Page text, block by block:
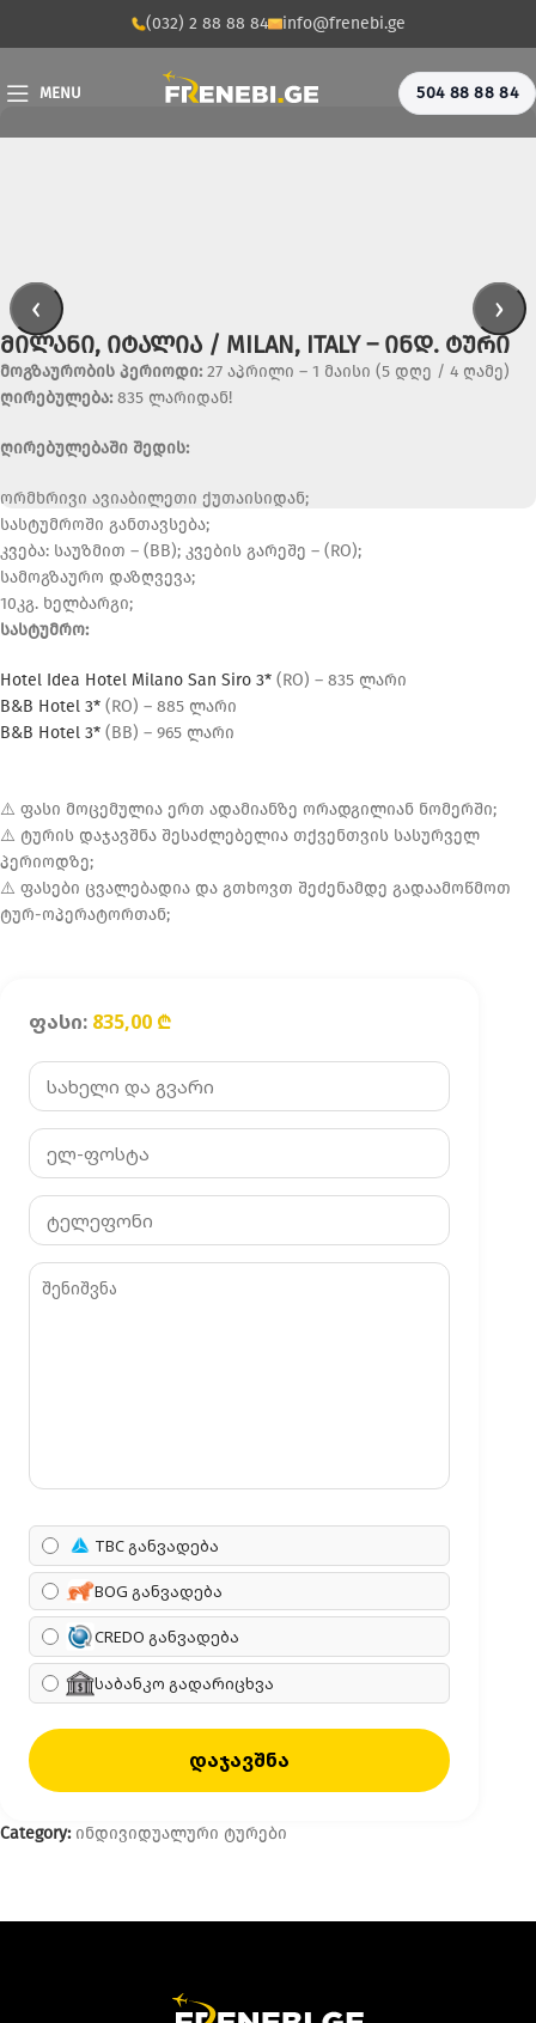
(032) 2 88 88 84 info@frenebi.ge
MENU 504 88 88 84
‹ ›
ᲛᲘᲚᲐᲜᲘ, ᲘᲢᲐᲚᲘᲐ / MILAN, ITALY – ᲘᲜᲓ. ᲢᲣᲠᲘ
მოგზაურობის პერიოდი: 27 აპრილი – 1 მაისი (5 დღე / 4 ღამე)
ღირებულება: 835 ლარიდან!
ღირებულებაში შედის:
ორმხრივი ავიაბილეთი ქუთაისიდან;
სასტუმროში განთავსება;
კვება: საუზმით – (BB); კვების გარეშე – (RO);
სამოგზაურო დაზღვევა;
10კგ. ხელბარგი;
სასტუმრო:
Hotel Idea Hotel Milano San Siro 3* (RO) – 835 ლარი
B&B Hotel 3* (RO) – 885 ლარი
B&B Hotel 3* (BB) – 965 ლარი
⚠️ ფასი მოცემულია ერთ ადამიანზე ორადგილიან ნომერში;
⚠️ ტურის დაჯავშნა შესაძლებელია თქვენთვის სასურველ
პერიოდზე;
⚠️ ფასები ცვალებადია და გთხოვთ შეძენამდე გადაამოწმოთ
ტურ-ოპერატორთან;
ფასი: 835,00 ₾
TBC განვადება
BOG განვადება
CREDO განვადება
საბანკო გადარიცხვა
დაჯავშნა
Category: ინდივიდუალური ტურები